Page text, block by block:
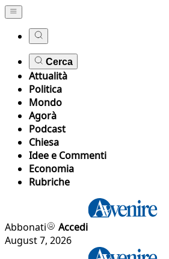
Cerca
Attualità
Politica
Mondo
Agorà
Podcast
Chiesa
Idee e Commenti
Economia
Rubriche
Abbonati
Accedi
August 7, 2026